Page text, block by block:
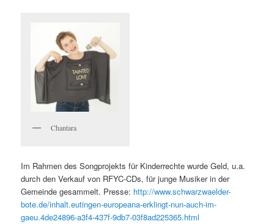
Chantara
Im Rahmen des Songprojekts für Kinderrechte wurde Geld, u.a.
durch den Verkauf von RFYC-CDs, für junge Musiker in der
Gemeinde gesammelt. Presse: http://www.schwarzwaelder-
bote.de/inhalt.eutingen-europeana-erklingt-nun-auch-im-
gaeu.4de24896-a3f4-437f-9db7-03f8ad225365.html